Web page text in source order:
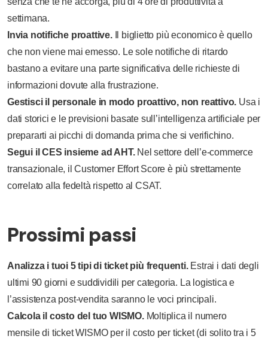
settimana.
Invia notifiche proattive.
Il biglietto più economico è quello
che non viene mai emesso. Le sole notifiche di ritardo
bastano a evitare una parte significativa delle richieste di
informazioni dovute alla frustrazione.
Gestisci il personale in modo proattivo, non reattivo. Usa i
dati storici e le previsioni basate sull’intelligenza artificiale per
prepararti ai picchi di domanda prima che si verifichino.
Segui il CES insieme ad AHT. Nel settore dell’e-commerce
transazionale, il Customer Effort Score è più strettamente
correlato alla fedeltà rispetto al CSAT.
Prossimi passi
Analizza i tuoi 5 tipi di ticket più frequenti. Estrai i dati degli
ultimi 90 giorni e suddividili per categoria. La logistica e
l’assistenza post-vendita saranno le voci principali.
Calcola il costo del tuo WISMO. Moltiplica il numero
mensile di ticket WISMO per il costo per ticket (di solito tra i 5